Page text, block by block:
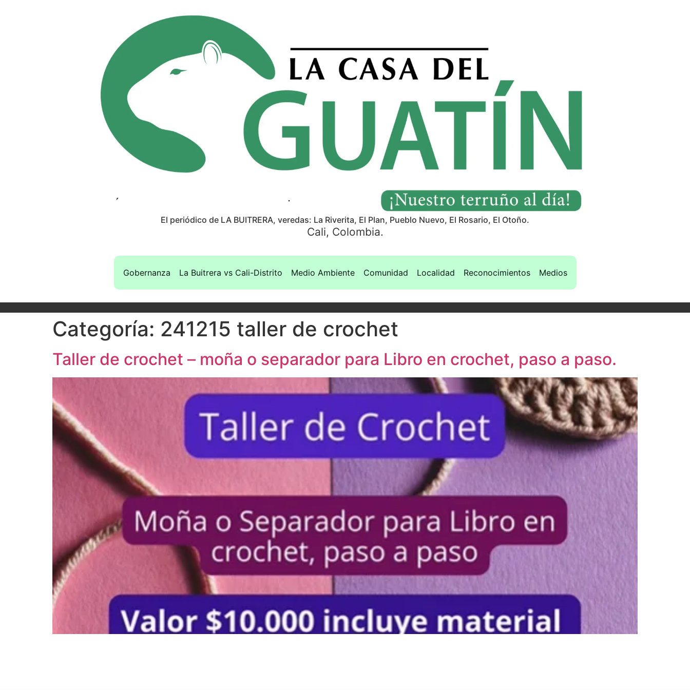
El periódico de LA BUITRERA, veredas: La Riverita, El Plan, Pueblo Nuevo, El Rosario, El Otoño.
Cali, Colombia.
Gobernanza La Buitrera vs Cali-Distrito Medio Ambiente Comunidad Localidad Reconocimientos Medios
Categoría: 241215 taller de crochet
Taller de crochet – moña o separador para Libro en crochet, paso a paso.